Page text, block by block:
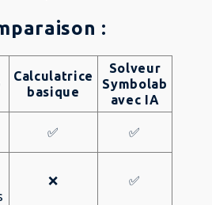
:
Calculatrice
basique
Solveur
Symbolab
avec IA
✅ ✅
❌ ✅